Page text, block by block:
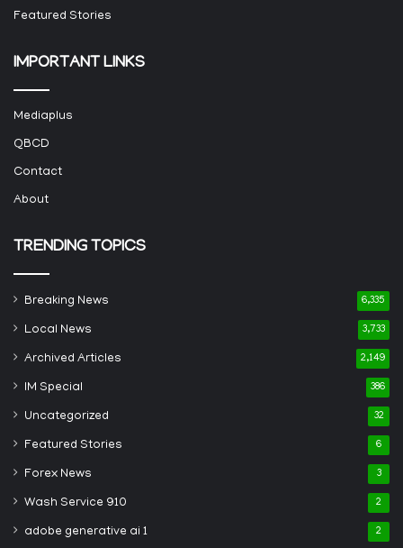
Featured Stories
IMPORTANT LINKS
Mediaplus
QBCD
Contact
About
TRENDING TOPICS
Breaking News 6,335
Local News 3,733
Archived Articles 2,149
IM Special 386
Uncategorized 32
Featured Stories 6
Forex News 3
Wash Service 910 2
adobe generative ai 1 2